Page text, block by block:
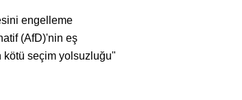
engelleme
(AfD)'nin eş
kötü seçim yolsuzluğu"